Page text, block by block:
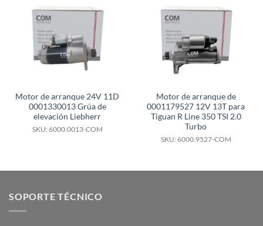
Motor de arranque 24V 11D
0001330013 Grúa de
elevación Liebherr
SKU: 6000.0013-COM
Motor de arranque de
0001179527 12V 13T para
Tiguan R Line 350 TSI 2.0
Turbo
SKU: 6000.9527-COM
SOPORTE TÉCNICO